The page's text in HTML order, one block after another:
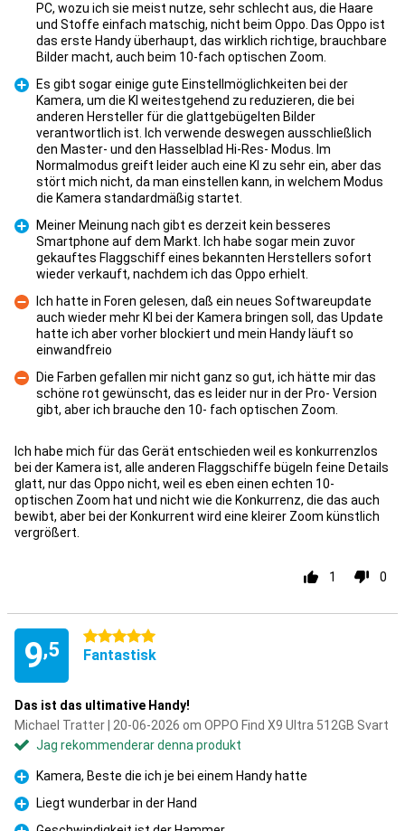
Fördelar
PC, wozu ich sie meist nutze, sehr schlecht aus, die Haare
und Stoffe einfach matschig, nicht beim Oppo. Das Oppo ist
das erste Handy überhaupt, das wirklich richtige, brauchbare
Bilder macht, auch beim 10-fach optischen Zoom.
Fördelar
Es gibt sogar einige gute Einstellmöglichkeiten bei der
Kamera, um die KI weitestgehend zu reduzieren, die bei
anderen Hersteller für die glattgebügelten Bilder
verantwortlich ist. Ich verwende deswegen ausschließlich
den Master- und den Hasselblad Hi-Res- Modus. Im
Normalmodus greift leider auch eine KI zu sehr ein, aber das
stört mich nicht, da man einstellen kann, in welchem Modus
die Kamera standardmäßig startet.
Fördelar
Meiner Meinung nach gibt es derzeit kein besseres
Smartphone auf dem Markt. Ich habe sogar mein zuvor
gekauftes Flaggschiff eines bekannten Herstellers sofort
wieder verkauft, nachdem ich das Oppo erhielt.
Nackdelar
Ich hatte in Foren gelesen, daß ein neues Softwareupdate
auch wieder mehr KI bei der Kamera bringen soll, das Update
hatte ich aber vorher blockiert und mein Handy läuft so
einwandfreio
Nackdelar
Die Farben gefallen mir nicht ganz so gut, ich hätte mir das
schöne rot gewünscht, das es leider nur in der Pro- Version
gibt, aber ich brauche den 10- fach optischen Zoom.
Ich habe mich für das Gerät entschieden weil es konkurrenzlos
bei der Kamera ist, alle anderen Flaggschiffe bügeln feine Details
glatt, nur das Oppo nicht, weil es eben einen echten 10-
optischen Zoom hat und nicht wie die Konkurrenz, die das auch
bewibt, aber bei der Konkurrent wird eine kleirer Zoom künstlich
vergrößert.
1 0
9,5
5 stjärnor
Fantastisk
Das ist das ultimative Handy!
Michael Tratter | 20-06-2026 om OPPO Find X9 Ultra 512GB Svart
Jag rekommenderar denna produkt
Fördelar
Kamera, Beste die ich je bei einem Handy hatte
Fördelar
Liegt wunderbar in der Hand